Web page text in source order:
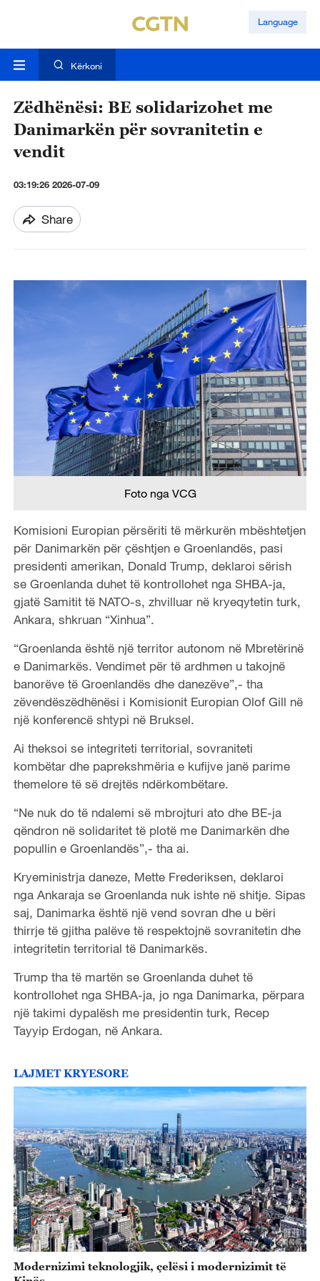
Language
Kërkoni
Zëdhënësi: BE solidarizohet me
Danimarkën për sovranitetin e
vendit
03:19:26 2026-07-09
Share
Foto nga VCG
Komisioni Europian përsëriti të mërkurën mbështetjen
për Danimarkën për çështjen e Groenlandës, pasi
presidenti amerikan, Donald Trump, deklaroi sërish
se Groenlanda duhet të kontrollohet nga SHBA-ja,
gjatë Samitit të NATO-s, zhvilluar në kryeqytetin turk,
Ankara, shkruan “Xinhua”.
“Groenlanda është një territor autonom në Mbretërinë
e Danimarkës. Vendimet për të ardhmen u takojnë
banorëve të Groenlandës dhe danezëve”,- tha
zëvendëszëdhënësi i Komisionit Europian Olof Gill në
një konferencë shtypi në Bruksel.
Ai theksoi se integriteti territorial, sovraniteti
kombëtar dhe paprekshmëria e kufijve janë parime
themelore të së drejtës ndërkombëtare.
“Ne nuk do të ndalemi së mbrojturi ato dhe BE-ja
qëndron në solidaritet të plotë me Danimarkën dhe
popullin e Groenlandës”,- tha ai.
Kryeministrja daneze, Mette Frederiksen, deklaroi
nga Ankaraja se Groenlanda nuk ishte në shitje. Sipas
saj, Danimarka është një vend sovran dhe u bëri
thirrje të gjitha palëve të respektojnë sovranitetin dhe
integritetin territorial të Danimarkës.
Trump tha të martën se Groenlanda duhet të
kontrollohet nga SHBA-ja, jo nga Danimarka, përpara
një takimi dypalësh me presidentin turk, Recep
Tayyip Erdogan, në Ankara.
LAJMET KRYESORE
Modernizimi teknologjik, çelësi i modernizimit të